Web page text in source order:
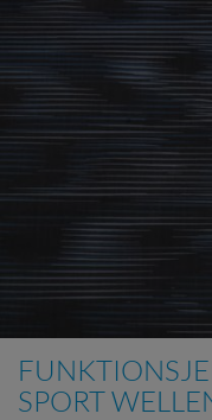
SPORT